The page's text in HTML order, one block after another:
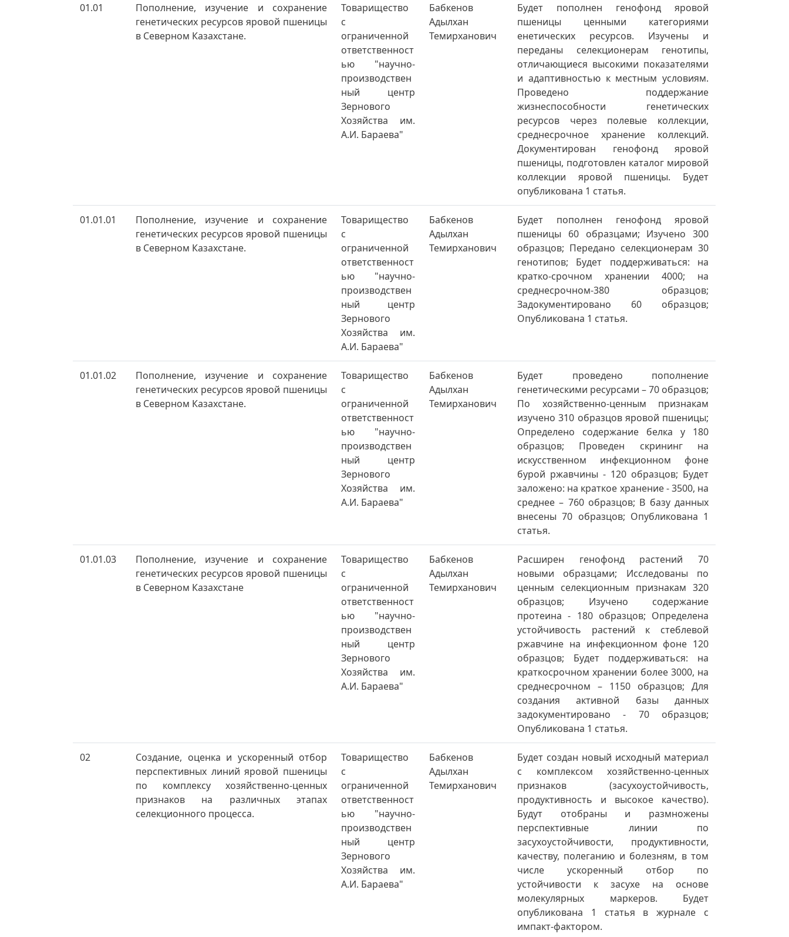
01.01
Пополнение, изучение и сохранение
генетических ресурсов яровой пшеницы
в Северном Казахстане.
Товарищество
с
ограниченной
ответственност
ью "научно-
производствен
ный центр
Зернового
Хозяйства им.
А.И. Бараева"
Бабкенов
Адылхан
Темирханович
Будет пополнен генофонд яровой
пшеницы ценными категориями
енетических ресурсов. Изучены и
переданы селекционерам генотипы,
отличающиеся высокими показателями
и адаптивностью к местным условиям.
Проведено поддержание
жизнеспособности генетических
ресурсов через полевые коллекции,
среднесрочное хранение коллекций.
Документирован генофонд яровой
пшеницы, подготовлен каталог мировой
коллекции яровой пшеницы. Будет
опубликована 1 статья.
01.01.01
Пополнение, изучение и сохранение
генетических ресурсов яровой пшеницы
в Северном Казахстане.
Товарищество
с
ограниченной
ответственност
ью "научно-
производствен
ный центр
Зернового
Хозяйства им.
А.И. Бараева"
Бабкенов
Адылхан
Темирханович
Будет пополнен генофонд яровой
пшеницы 60 образцами; Изучено 300
образцов; Передано селекционерам 30
генотипов; Будет поддерживаться: на
кратко-срочном хранении 4000; на
среднесрочном-380 образцов;
Задокументировано 60 образцов;
Опубликована 1 статья.
01.01.02
Пополнение, изучение и сохранение
генетических ресурсов яровой пшеницы
в Северном Казахстане.
Товарищество
с
ограниченной
ответственност
ью "научно-
производствен
ный центр
Зернового
Хозяйства им.
А.И. Бараева"
Бабкенов
Адылхан
Темирханович
Будет проведено пополнение
генетическими ресурсами – 70 образцов;
По хозяйственно-ценным признакам
изучено 310 образцов яровой пшеницы;
Определено содержание белка у 180
образцов; Проведен скрининг на
искусственном инфекционном фоне
бурой ржавчины - 120 образцов; Будет
заложено: на краткое хранение - 3500, на
среднее – 760 образцов; В базу данных
внесены 70 образцов; Опубликована 1
статья.
01.01.03
Пополнение, изучение и сохранение
генетических ресурсов яровой пшеницы
в Северном Казахстане
Товарищество
с
ограниченной
ответственност
ью "научно-
производствен
ный центр
Зернового
Хозяйства им.
А.И. Бараева"
Бабкенов
Адылхан
Темирханович
Расширен генофонд растений 70
новыми образцами; Исследованы по
ценным селекционным признакам 320
образцов; Изучено содержание
протеина - 180 образцов; Определена
устойчивость растений к стеблевой
ржавчине на инфекционном фоне 120
образцов; Будет поддерживаться: на
краткосрочном хранении более 3000, на
среднесрочном – 1150 образцов; Для
создания активной базы данных
задокументировано - 70 образцов;
Опубликована 1 статья.
02
Создание, оценка и ускоренный отбор
перспективных линий яровой пшеницы
по комплексу хозяйственно-ценных
признаков на различных этапах
селекционного процесса.
Товарищество
с
ограниченной
ответственност
ью "научно-
производствен
ный центр
Зернового
Хозяйства им.
А.И. Бараева"
Бабкенов
Адылхан
Темирханович
Будет создан новый исходный материал
с комплексом хозяйственно-ценных
признаков (засухоустойчивость,
продуктивность и высокое качество).
Будут отобраны и размножены
перспективные линии по
засухоустойчивости, продуктивности,
качеству, полеганию и болезням, в том
числе ускоренный отбор по
устойчивости к засухе на основе
молекулярных маркеров. Будет
опубликована 1 статья в журнале с
импакт-фактором.